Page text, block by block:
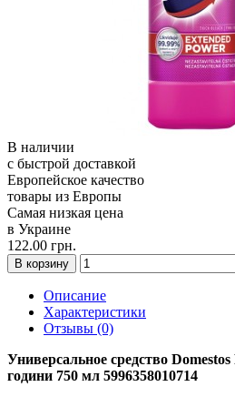
В наличии
с быстрой доставкой
Европейское качество
товары из Европы
Самая низкая цена
в Украине
122.00 грн.
В корзину
Описание
Характеристики
Отзывы (0)
Универсальное средство
години 750 мл 5996358010714